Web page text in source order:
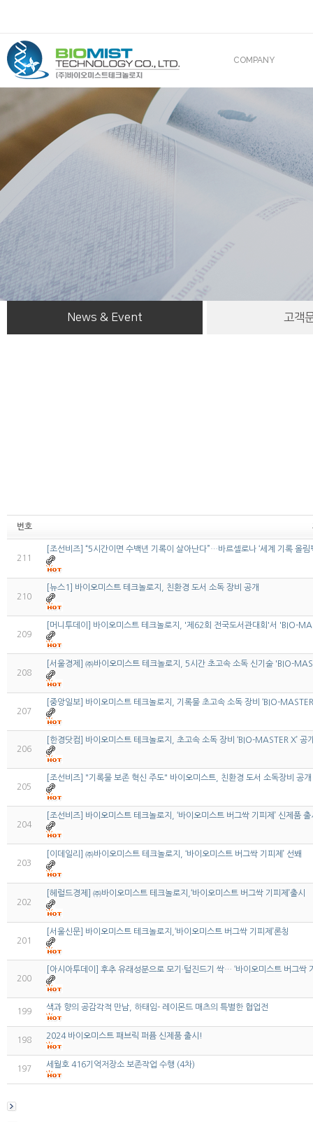
COMPANY
조직도
산업재산권
News & Event 고객
번호
211
[조선비즈] “5시간이면 수백년 기록이 살아난다”…바르셀로나 ‘세계 기록 올림
210
[뉴스1] 바이오미스트 테크놀로지, 친환경 도서 소독 장비 공개
209
[머니투데이] 바이오미스트 테크놀로지, '제62회 전국도서관대회'서 'BIO-
208
[서울경제] ㈜바이오미스트 테크놀로지, 5시간 초고속 소독 신기술 'BIO-
207
[중앙일보] 바이오미스트 테크놀로지, 기록물 초고속 소독 장비 ‘BIO-
206
[한경닷컴] 바이오미스트 테크놀로지, 초고속 소독 장비 ‘BIO-MASTER X’ 공
205
[조선비즈] "기록물 보존 혁신 주도" 바이오미스트, 친환경 도서 소독장비 공개
204
[조선비즈] 바이오미스트 테크놀로지, ‘바이오미스트 버그싹 기피제’ 신제품 출
203
[이데일리] ㈜바이오미스트 테크놀로지, ‘바이오미스트 버그싹 기피제’ 선봬
202
[헤럴드경제] ㈜바이오미스트 테크놀로지,‘바이오미스트 버그싹 기피제’출시
201
[서울신문] 바이오미스트 테크놀로지,‘바이오미스트 버그싹 기피제’론칭
200
[아시아투데이] 후추 유래성분으로 모기·털진드기 싹… ‘바이오미스트 버그싹
199 색과 향의 공감각적 만남, 하태임- 레이몬드 매츠의 특별한 협업전
198 2024 바이오미스트 패브릭 퍼퓸 신제품 출시!
197 세월호 416기억저장소 보존작업 수행 (4차)